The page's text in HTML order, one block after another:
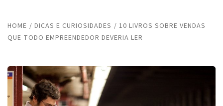
HOME DICAS E CURIOSIDADES
10 LIVROS SOBRE VENDAS
QUE TODO EMPREENDEDOR DEVERIA LER